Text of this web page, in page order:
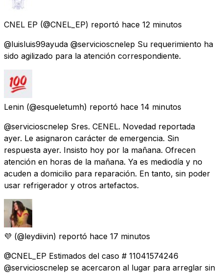
CNEL EP (@CNEL_EP) reportó hace 12 minutos
@luisluis99ayuda @servicioscnelep Su requerimiento ha
sido agilizado para la atención correspondiente.
Lenin (@esqueletumh) reportó hace 14 minutos
@servicioscnelep Sres. CENEL. Novedad reportada
ayer. Le asignaron carácter de emergencia. Sin
respuesta ayer. Insisto hoy por la mañana. Ofrecen
atención en horas de la mañana. Ya es mediodía y no
acuden a domicilio para reparación. En tanto, sin poder
usar refrigerador y otros artefactos.
💜 (@leydiivin) reportó hace 17 minutos
@CNEL_EP Estimados del caso # 11041574246
@servicioscnelep se acercaron al lugar para arreglar sin